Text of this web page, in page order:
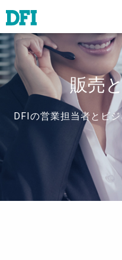
販売
DFIの営業担当者とビ